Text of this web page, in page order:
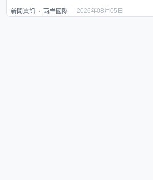
新聞資訊 兩岸國際 2026年08月05日